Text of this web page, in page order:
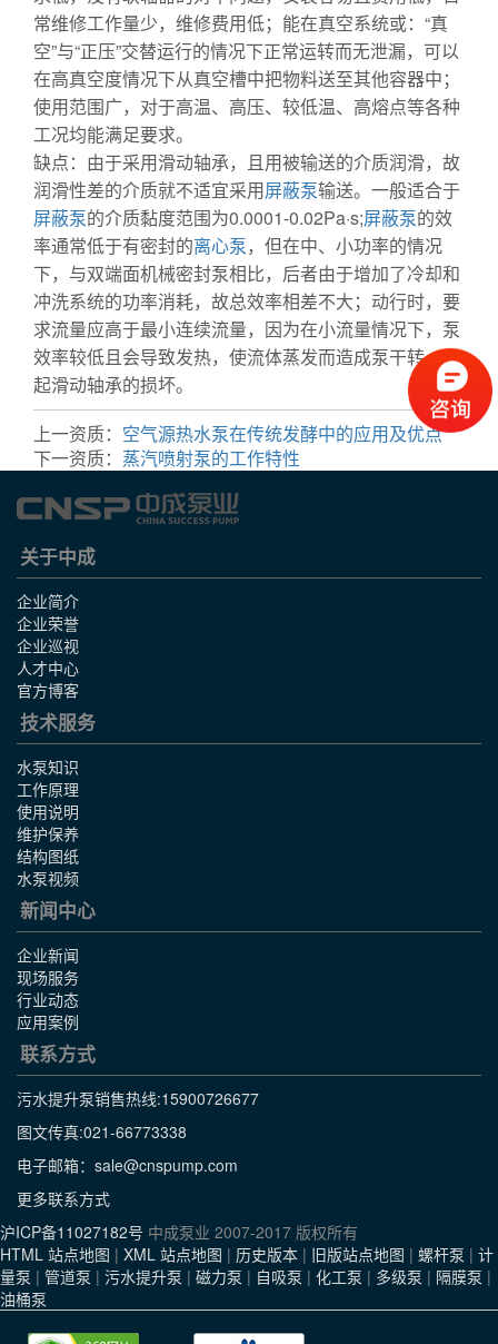
常维修工作量少，维修费用低；能在真空系统或：“真
空”与“正压”交替运行的情况下正常运转而无泄漏，可以
在高真空度情况下从真空槽中把物料送至其他容器中；
使用范围广，对于高温、高压、较低温、高熔点等各种
工况均能满足要求。
缺点：由于采用滑动轴承，且用被输送的介质润滑，故
润滑性差的介质就不适宜采用屏蔽泵输送。一般适合于
屏蔽泵的介质黏度范围为0.0001-0.02Pa·s;屏蔽泵的效
率通常低于有密封的离心泵，但在中、小功率的情况
下，与双端面机械密封泵相比，后者由于增加了冷却和
冲洗系统的功率消耗，故总效率相差不大；动行时，要
求流量应高于最小连续流量，因为在小流量情况下，泵
效率较低且会导致发热，使流体蒸发而造成泵干转，引
起滑动轴承的损坏。
上一资质： 空气源热水泵在传统发酵中的应用及优点
下一资质： 蒸汽喷射泵的工作特性
关于中成
企业简介
企业荣誉
企业巡视
人才中心
官方博客
技术服务
水泵知识
工作原理
使用说明
维护保养
结构图纸
水泵视频
新闻中心
企业新闻
现场服务
行业动态
应用案例
联系方式
污水提升泵销售热线:15900726677
图文传真:021-66773338
电子邮箱：sale@cnspump.com
更多联系方式
沪ICP备11027182号 中成泵业 2007-2017 版权所有
HTML 站点地图 | XML 站点地图 | 历史版本 | 旧版站点地图 | 螺杆泵 | 计
量泵 | 管道泵 | 污水提升泵 | 磁力泵 | 自吸泵 | 化工泵 | 多级泵 | 隔膜泵 |
油桶泵